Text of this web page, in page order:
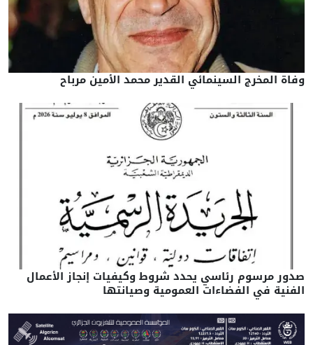
وفاة المخرج السينمائي القدير محمد الأمين مرباح
صدور مرسوم رئاسي يحدد شروط وكيفيات إنجاز الأعمال
الفنية في الفضاءات العمومية وصيانتها